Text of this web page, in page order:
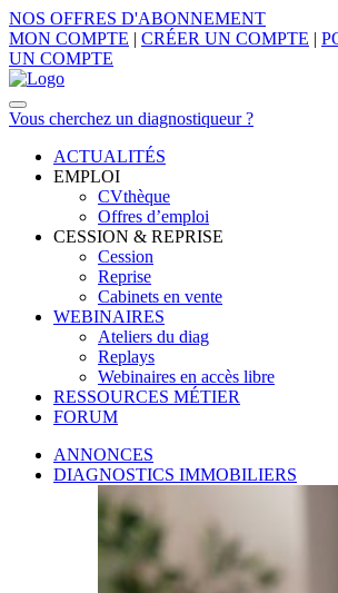
NOS OFFRES D'ABONNEMENT
MON COMPTE | CRÉER UN COMPTE |
UN COMPTE
Vous cherchez un diagnostiqueur ?
ACTUALITÉS
EMPLOI
CVthèque
Offres d’emploi
CESSION & REPRISE
Cession
Reprise
Cabinets en vente
WEBINAIRES
Ateliers du diag
Replays
Webinaires en accès libre
RESSOURCES MÉTIER
FORUM
ANNONCES
DIAGNOSTICS IMMOBILIERS